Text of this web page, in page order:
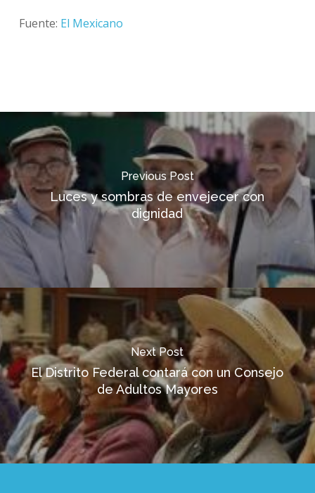
Fuente: El Mexicano
Previous Post
Luces y sombras de envejecer con
dignidad
Next Post
El Distrito Federal contará con un Consejo
de Adultos Mayores